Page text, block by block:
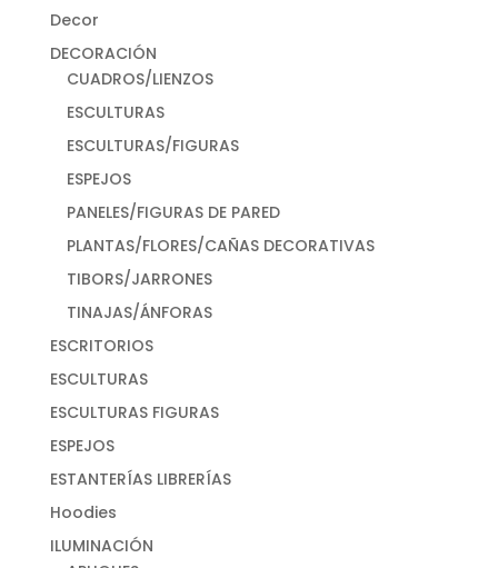
Decor
DECORACIÓN
CUADROS/LIENZOS
ESCULTURAS
ESCULTURAS/FIGURAS
ESPEJOS
PANELES/FIGURAS DE PARED
PLANTAS/FLORES/CAÑAS DECORATIVAS
TIBORS/JARRONES
TINAJAS/ÁNFORAS
ESCRITORIOS
ESCULTURAS
ESCULTURAS FIGURAS
ESPEJOS
ESTANTERÍAS LIBRERÍAS
Hoodies
ILUMINACIÓN